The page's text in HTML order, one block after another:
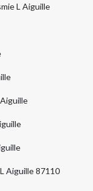
L Aiguille
Aiguille 87110